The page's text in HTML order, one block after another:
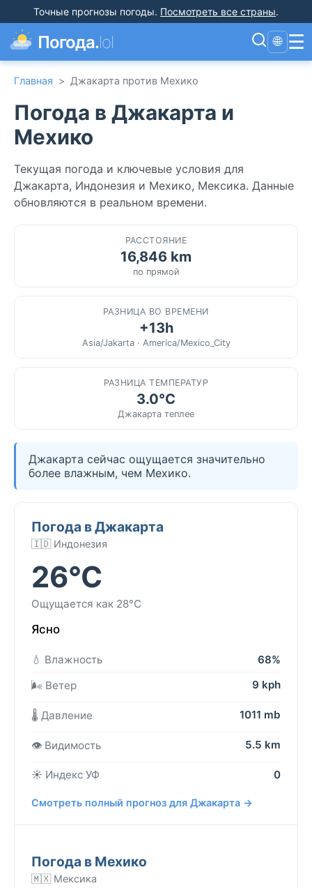
Точные прогнозы погоды. Посмотреть все страны.
Погода.lol 🌐 ☰
Главная > Джакарта против Мехико
Погода в Джакарта и
Мехико
Текущая погода и ключевые условия для
Джакарта, Индонезия и Мехико, Мексика. Данные
обновляются в реальном времени.
РАССТОЯНИЕ
16,846 km
по прямой
РАЗНИЦА ВО ВРЕМЕНИ
+13h
Asia/Jakarta · America/Mexico_City
РАЗНИЦА ТЕМПЕРАТУР
3.0°C
Джакарта теплее
Джакарта сейчас ощущается значительно
более влажным, чем Мехико.
Погода в Джакарта
🇮🇩 Индонезия
26°C
Ощущается как 28°C
Ясно
💧 Влажность
68%
🌬️ Ветер
9 kph
🌡️ Давление 1011 mb
👁️ Видимость 5.5 km
☀️ Индекс УФ 0
Смотреть полный прогноз для Джакарта →
Погода в Мехико
🇲🇽 Мексика